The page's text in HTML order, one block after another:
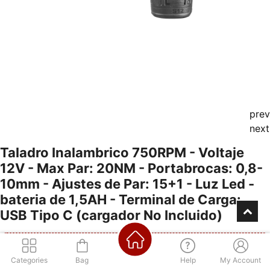
prev
next
Taladro Inalambrico 750RPM - Voltaje
12V - Max Par: 20NM - Portabrocas: 0,8-
10mm - Ajustes de Par: 15+1 - Luz Led -
bateria de 1,5AH - Terminal de Carga:
USB Tipo C (cargador No Incluido)
Consultá por nuestra financiación
Categories Bag Help My Account